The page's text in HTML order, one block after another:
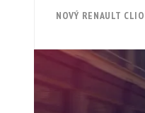
NOVÝ RENAULT